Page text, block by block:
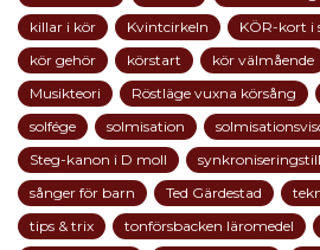
killar i kör
Kvintcirkeln KÖR-kort i
kör gehör
körstart kör välmående
Musikteori
Röstläge vuxna körsång
solfége
solmisation
Steg-kanon i D moll
sånger för barn
Ted Gärdestad
tips & trix
tonförsbacken läromedel